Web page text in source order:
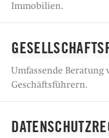
Immobilien.
Umfassende
Geschäftsführern.